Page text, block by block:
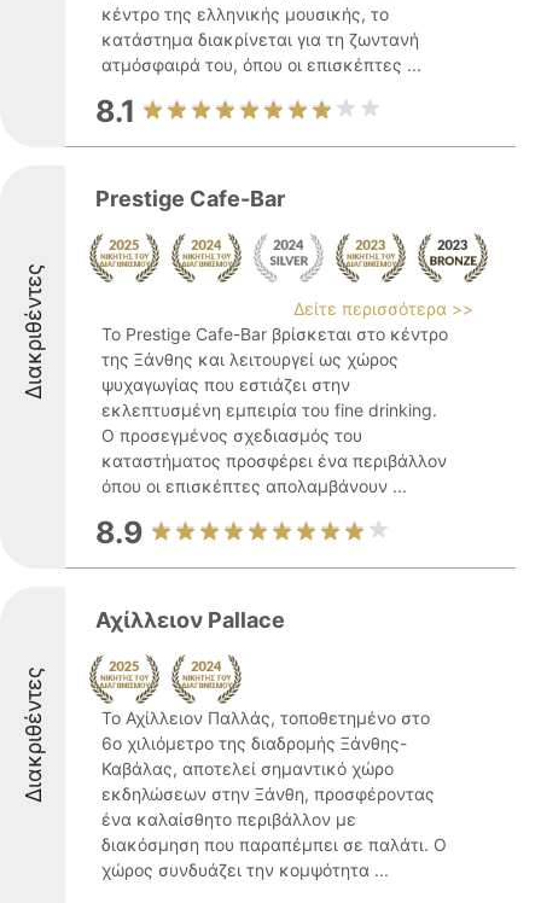
κέντρο της ελληνικής μουσικής, το
κατάστημα διακρίνεται για τη ζωντανή
ατμόσφαιρά του, όπου οι επισκέπτες ...
8.1
Διακριθέντες
Prestige Cafe-Bar
Δείτε περισσότερα >>
Το Prestige Cafe-Bar βρίσκεται στο κέντρο
της Ξάνθης και λειτουργεί ως χώρος
ψυχαγωγίας που εστιάζει στην
εκλεπτυσμένη εμπειρία του fine drinking.
Ο προσεγμένος σχεδιασμός του
καταστήματος προσφέρει ένα περιβάλλον
όπου οι επισκέπτες απολαμβάνουν ...
8.9
Διακριθέντες
Αχίλλειον Pallace
Το Αχίλλειον Παλλάς, τοποθετημένο στο
6ο χιλιόμετρο της διαδρομής Ξάνθης-
Καβάλας, αποτελεί σημαντικό χώρο
εκδηλώσεων στην Ξάνθη, προσφέροντας
ένα καλαίσθητο περιβάλλον με
διακόσμηση που παραπέμπει σε παλάτι. Ο
χώρος συνδυάζει την κομψότητα ...